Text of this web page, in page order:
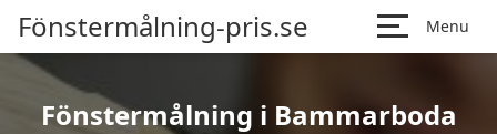
Fönstermålning-pris.se Menu
Fönstermålning i Bammarboda